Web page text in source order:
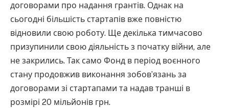
договорами про надання грантів. Однак на
сьогодні більшість стартапів вже повністю
відновили свою роботу. Ще декілька тимчасово
призупинили свою діяльність з початку війни, але
не закрились. Так само Фонд в період воєнного
стану продовжив виконання зобов’язань за
договорами зі стартапами та надав транші в
розмірі 20 мільйонів грн.